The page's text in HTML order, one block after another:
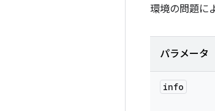
環境の問題に
パラメータ
info